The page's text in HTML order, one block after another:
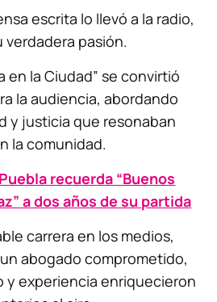
escrita lo llevó a la radio,
pasión.
en la Ciudad” se convirtió
la audiencia, abordando
y justicia que resonaban
la comunidad.
Puebla recuerda “Buenos
a dos años de su partida
carrera en los medios,
abogado comprometido,
experiencia enriquecieron